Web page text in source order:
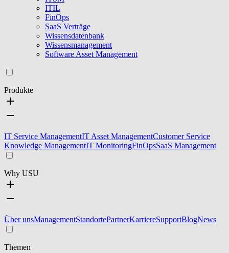
ITIL
FinOps
SaaS Verträge
Wissensdatenbank
Wissensmanagement
Software Asset Management
Produkte
IT Service ManagementIT Asset ManagementCustomer Service
Knowledge ManagementIT MonitoringFinOpsSaaS Management
Why USU
Über unsManagementStandortePartnerKarriereSupportBlogNews
Themen